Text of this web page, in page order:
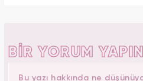
BİR YORUM YAPIN